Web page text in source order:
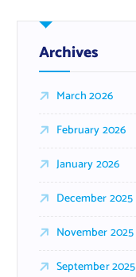
Archives
March 2026
February 2026
January 2026
December 2025
November 2025
September 2025